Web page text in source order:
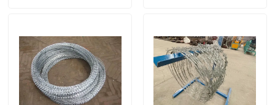
Nachrichten
Fechten der geschweißten Masche